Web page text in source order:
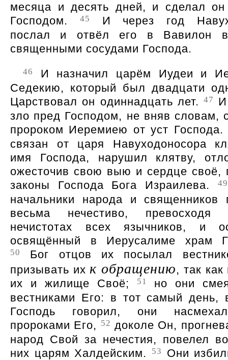
месяца и десять дней, и сделал
Господом.
45
И через год
послал и отвёл его в Вавилон
священными сосудами Господа.
46
И назначил царём Иудеи и
Седекию, который был двадцати
Царствовал он одиннадцать лет.47
зло пред Господом, не вняв словам,
пророком Иеремиею от уст
связан от царя Навуходоносора
имя Господа, нарушил клятву,
ожесточив свою выю и сердце своё,
законы Господа Бога Израилева.
49
начальники народа и священников
весьма нечестиво,
нечистотах всех язычников, и
освящённый в Иерусалиме храм
50
Бог отцов их посылал
призывать их к обращению, так
их и жилище Своё;
51
но они
вестниками Его: в тот самый день,
Господь говорил, они
пророками Его, 52 доколе Он,
народ Свой за нечестия, повелел
них царям Халдейским.
53
Они